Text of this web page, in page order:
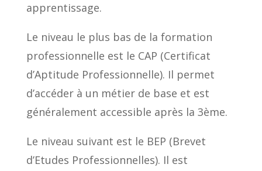
apprentissage.
Le niveau le plus bas de la formation
professionnelle est le CAP (Certificat
d’Aptitude Professionnelle). Il permet
d’accéder à un métier de base et est
généralement accessible après la 3ème.
Le niveau suivant est le BEP (Brevet
d’Etudes Professionnelles). Il est